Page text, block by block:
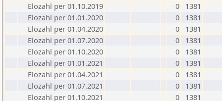
Elozahl per 01.10.2019
0
1381
Elozahl per 01.01.2020
0
1381
Elozahl per 01.04.2020
0
1381
Elozahl per 01.07.2020
0
1381
Elozahl per 01.10.2020
0
1381
Elozahl per 01.01.2021
0
1381
Elozahl per 01.04.2021
0
1381
Elozahl per 01.07.2021
0
1381
Elozahl per 01.10.2021
0
1381